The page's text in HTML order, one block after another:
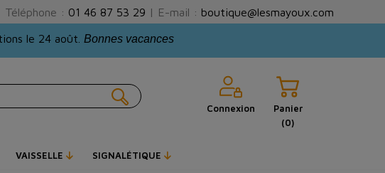
Téléphone : 01 46 87 53 29 | E-mail : boutique@lesmayoux.com
le 24 août. Bonnes vacances
Connexion
Panier
(0)
VAISSELLE SIGNALÉTIQUE